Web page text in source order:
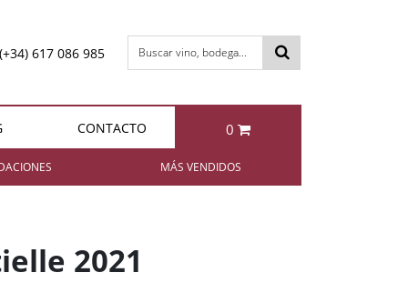
617 086 985 Buscar vino, bodega...
MÁS VENDIDOS
CONTACTO
0
0,00 €
2021